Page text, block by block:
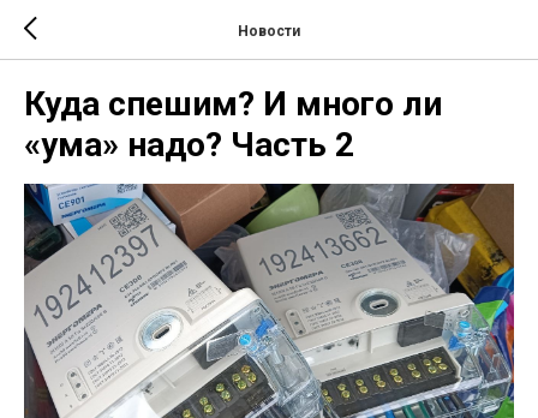
Новости
Куда спешим? И много ли
«ума» надо? Часть 2